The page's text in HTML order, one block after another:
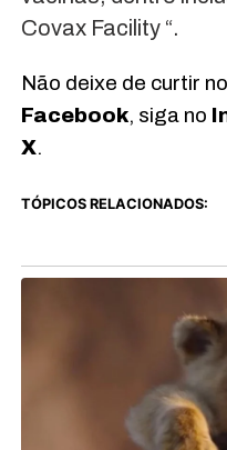
Covax Facility “.
Não deixe de curtir
Facebook, siga no
X.
TÓPICOS RELACIONADOS: